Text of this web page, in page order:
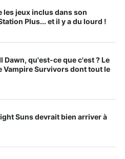
les jeux inclus dans son
Plus... et il y a du lourd !
Dawn, qu'est-ce que c'est ? Le
Vampire Survivors dont tout le
Suns devrait bien arriver à